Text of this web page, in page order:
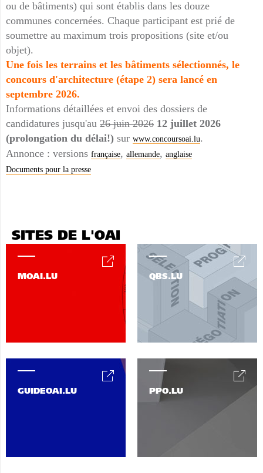
ou de bâtiments) qui sont établis dans les douze
communes concernées. Chaque participant est prié de
soumettre au maximum trois propositions (site et/ou
objet).
Une fois les terrains et les bâtiments sélectionnés, le
concours d'architecture (étape 2) sera lancé en
septembre 2026.
Informations détaillées et envoi des dossiers de
candidatures jusqu'au 26 juin 2026 12 juillet 2026
(prolongation du délai!) sur www.concoursoai.lu.
Annonce : versions française, allemande, anglaise
Documents pour la presse
SITES DE L'OAI
MOAI.LU QBS.LU
PPO.LU
GUIDEOAI.LU